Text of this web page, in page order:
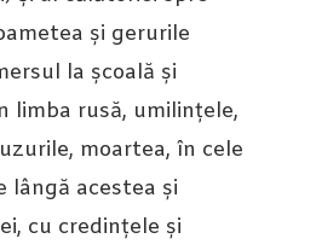
și gerurile
la școală și
limba rusă, umilințele,
moartea, în cele
lângă acestea și
cu credințele și